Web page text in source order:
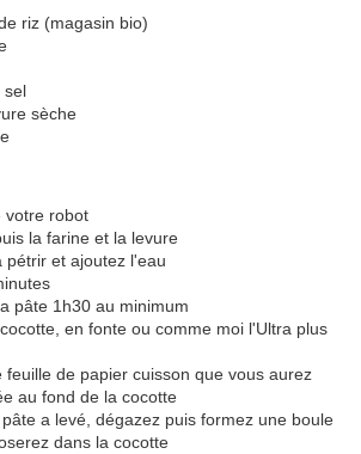
riz (magasin bio)
sel
sèche
votre robot
la farine et la levure
pétrir et ajoutez l'eau
pâte 1h30 au minimum
en fonte ou comme moi l'Ultra plus
feuille de papier cuisson que vous aurez
au fond de la cocotte
a levé, dégazez puis formez une boule
dans la cocotte